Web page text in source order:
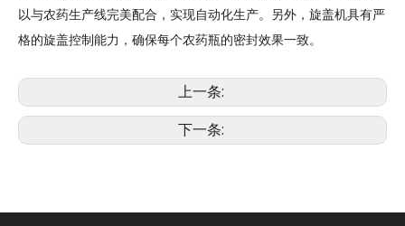
以与农药生产线完美配合，实现自动化生产。另外，旋盖机具有严
格的旋盖控制能力，确保每个农药瓶的密封效果一致。
上一条:
下一条: